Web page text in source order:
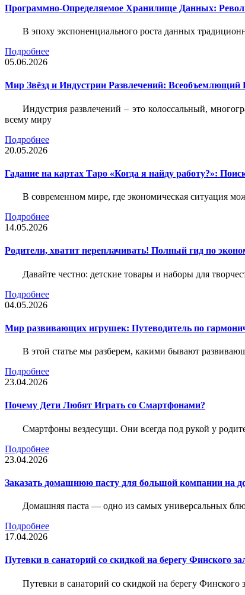
Программно-Определяемое Хранилище Данных:
В эпоху экспоненциального роста данных
Подробнее
05.06.2026
Мир Звёзд и Индустрии Развлечений: Всеобъемлющий
Индустрия развлечений – это колоссальный,
всему миру
Подробнее
20.05.2026
Гадание на картах Таро «Когда я найду работу?»:
В современном мире, где экономическая ситуация
Подробнее
14.05.2026
Родители, хватит переплачивать! Полный гид по
Давайте честно: детские товары и наборы для
Подробнее
04.05.2026
Мир развивающих игрушек: Путеводитель по
В этой статье мы разберем, какими бывают
Подробнее
23.04.2026
Почему Дети Любят Играть со Смартфонами?
Смартфоны вездесущи. Они всегда под рукой у
Подробнее
23.04.2026
Заказать домашнюю пасту для большой компании на
Домашняя паста — одно из самых универсальных
Подробнее
17.04.2026
Путевки в санаторий со скидкой на берегу Финского
Путевки в санаторий со скидкой на берегу